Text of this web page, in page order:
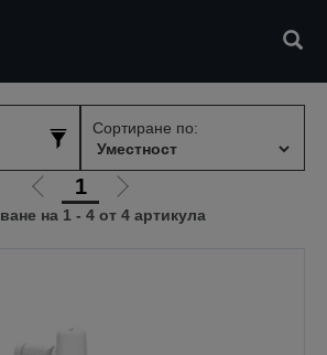
Сортиране по:
Отиди
на
1
Отиди
на
на 1 - 4 от 4 артикула